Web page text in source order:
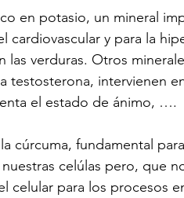
en potasio, un mineral
cardiovascular y para la
las verduras. Otros
testosterona, intervienen
el estado de ánimo, ….
cúrcuma, fundamental
celúlas pero, que
celular para los procesos